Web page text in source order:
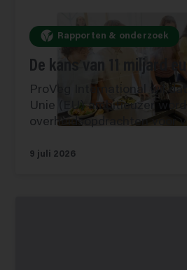
Rapporten & onderzoek
De kans van 11 miljard
ProVeg International wil
Unie (EU) ambitieuzer
overheidsopdrachten voor
9 juli 2026